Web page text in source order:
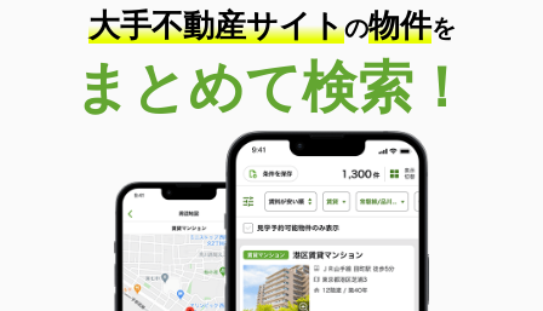
大手不動産サイトの物件を
まとめて検索！